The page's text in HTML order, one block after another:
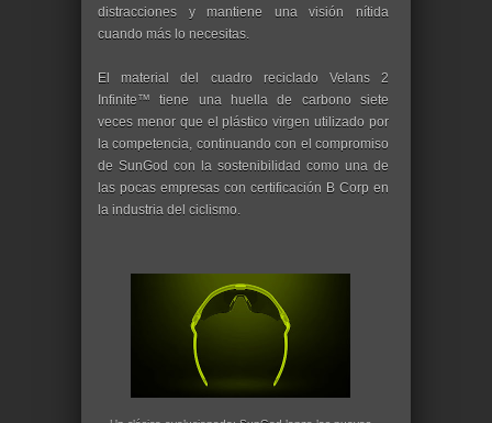
distracciones y mantiene una visión nítida
cuando más lo necesitas.
El material del cuadro reciclado Velans 2
Infinite™ tiene una huella de carbono siete
veces menor que el plástico virgen utilizado por
la competencia, continuando con el compromiso
de SunGod con la sostenibilidad como una de
las pocas empresas con certificación B Corp en
la industria del ciclismo.